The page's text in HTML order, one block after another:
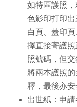
如特區護照
色影印打印
白頁、蓋印
擇直接寄護
照號碼，但
將兩本護照
釋，最後亦安
出世紙：申